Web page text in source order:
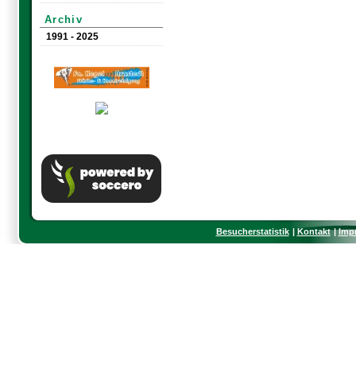
Archiv
1991 - 2025
Besucherstatistik Kontakt